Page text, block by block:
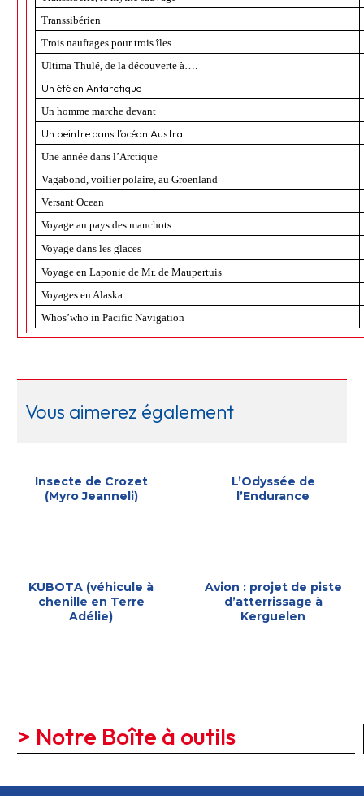
Transsibérien
Trois naufrages pour trois îles
Ultima Thulé, de la découverte à….
Un été en Antarctique
Un homme marche devant
Un peintre dans l’océan Austral
Une année dans l’Arctique
Vagabond, voilier polaire, au Groenland
Versant Ocean
Voyage au pays des manchots
Voyage dans les glaces
Voyage en Laponie de Mr. de Maupertuis
Voyages en Alaska
Whos’who in Pacific Navigation
Vous aimerez également
Insecte de Crozet
(Myro Jeanneli)
L’Odyssée de
l’Endurance
KUBOTA (véhicule à
chenille en Terre
Adélie)
Avion : projet de piste
d’atterrissage à
Kerguelen
> Notre Boîte à outils